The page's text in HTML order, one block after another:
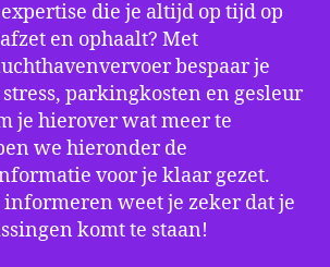
die je altijd op tijd op
en ophaalt? Met
bespaar je
parkingkosten en gesleur
je hierover wat meer te
we hieronder de
voor je klaar gezet.
informeren weet je zeker dat je
komt te staan!